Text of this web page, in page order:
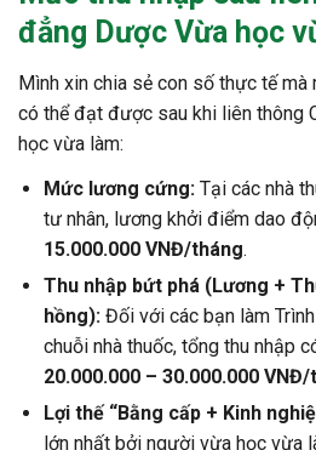
đẳng Dược Vừa học
Mình xin chia sẻ con số thực tế
có thể đạt được sau khi liên thông
học vừa làm:
Mức lương cứng:Tại các nhà
tư nhân, lương khởi điểm dao
15.000.000 VNĐ/tháng.
Thu nhập bứt phá (Lương +
hồng):Đối với các bạn làm
chuỗi nhà thuốc, tổng thu nhập
20.000.000 – 30.000.000
Lợi thế “Bằng cấp + Kinh
lớn nhất bởi người vừa học vừa